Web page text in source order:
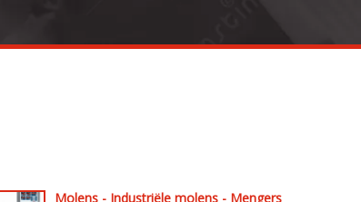
Molens - Industriële molens - Mengers